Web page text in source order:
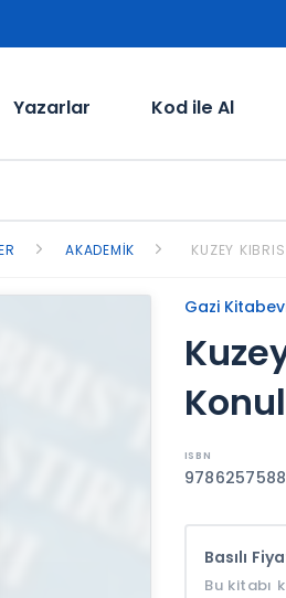
Yazarlar Kod ile Al
AKADEMIK KUZEY
Gazi
Basılı
Bu kitabı